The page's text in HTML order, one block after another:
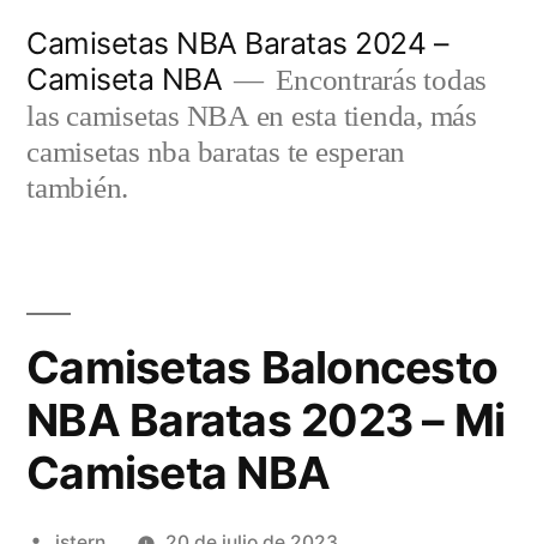
contenido
Camisetas NBA Baratas 2024 –
Camiseta NBA
Encontrarás todas
las camisetas NBA en esta tienda, más
camisetas nba baratas te esperan
también.
Camisetas Baloncesto
NBA Baratas 2023 – Mi
Camiseta NBA